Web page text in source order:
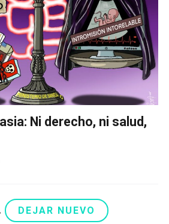
Ni derecho, ni salud,
DEJAR NUEVO